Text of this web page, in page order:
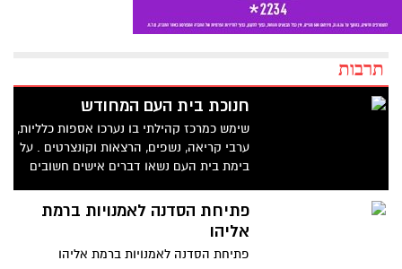
תרבות
חנוכת בית העם המחודש
שימש כמרכז קהילתי בו נערכו אספות כלליות,
ערבי קריאה, נשפים, הרצאות וקונצרטים . על
בימת בית העם נשאו דברים אישים חשובים
הברון רוטשילד ועוד רבים אחרים. ראש
העירייה, דב צור: "זוהי חובתנו לשמר את נכסי
צאן הברזל שהותירו אחריהם הדורות
המייסדים"
פתיחת הסדנה לאמנויות ברמת
אליהו
פתיחת הסדנה לאמנויות ברמת אליהו